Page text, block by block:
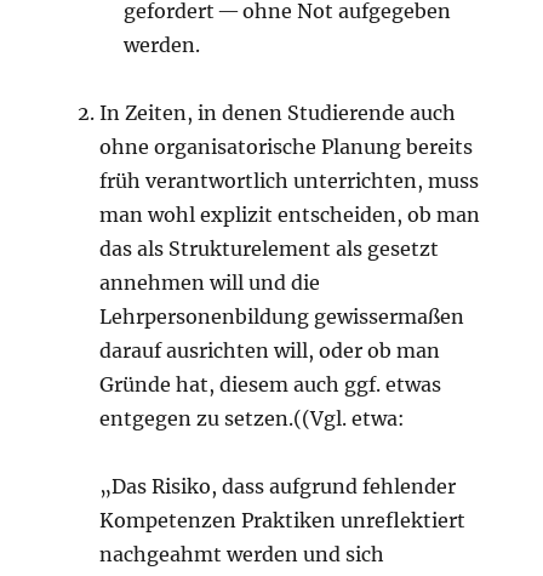
gefordert — ohne Not aufgegeben
werden.
In Zeiten, in denen Studierende auch
ohne organisatorische Planung bereits
früh verantwortlich unterrichten, muss
man wohl explizit entscheiden, ob man
das als Strukturelement als gesetzt
annehmen will und die
Lehrpersonenbildung gewissermaßen
darauf ausrichten will, oder ob man
Gründe hat, diesem auch ggf. etwas
entgegen zu setzen.((Vgl. etwa:
„Das Risiko, dass aufgrund fehlender
Kompetenzen Praktiken unreflektiert
nachgeahmt werden und sich